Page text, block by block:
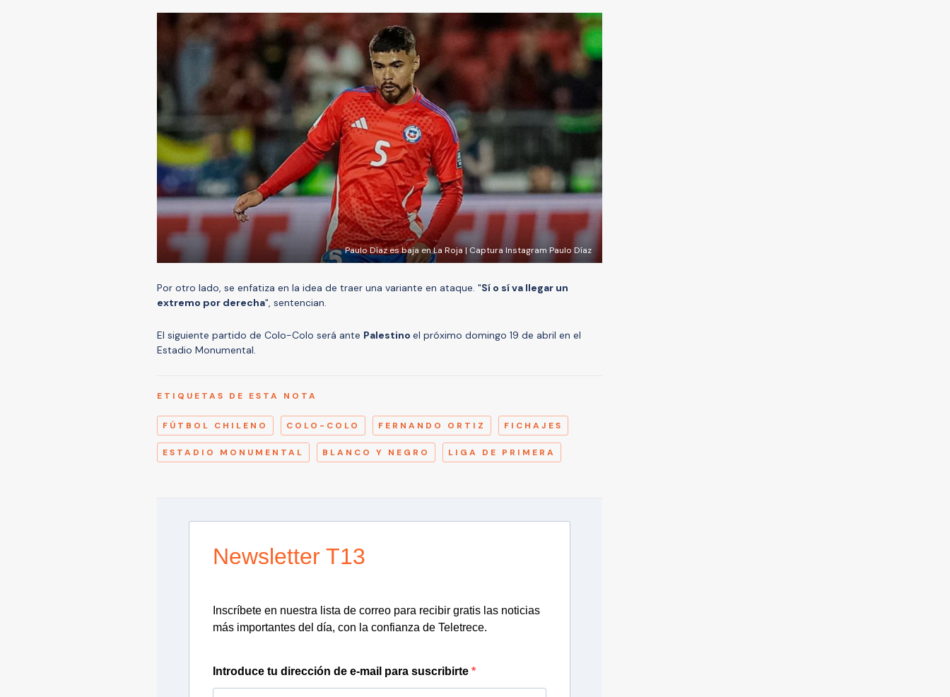
Paulo Díaz es baja en La Roja | Captura Instagram Paulo Díaz
Por otro lado, se enfatiza en la idea de traer una variante en ataque. "Sí o sí va llegar un
extremo por derecha", sentencian.
El siguiente partido de Colo-Colo será ante Palestino el próximo domingo 19 de abril en el
Estadio Monumental.
ETIQUETAS DE ESTA NOTA
FÚTBOL CHILENO COLO-COLO FERNANDO ORTIZ FICHAJES
ESTADIO MONUMENTAL BLANCO Y NEGRO LIGA DE PRIMERA
Newsletter T13
Inscríbete en nuestra lista de correo para recibir gratis las noticias
más importantes del día, con la confianza de Teletrece.
Introduce tu dirección de e-mail para suscribirte